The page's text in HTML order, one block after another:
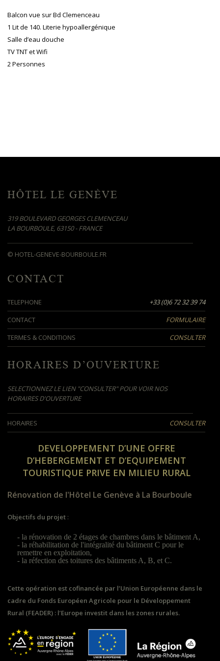
Balcon vue sur Bd Clemenceau
1 Lit de 140. Literie hypoallergénique
Salle d’eau douche
TV TNT et Wifi
2 Personnes
HÔTEL LE GENÈVE
319 BOULEVARD GEORGES CLEMENCEAU
LA BOURBOULE, 63150 - FRANCE
© HOTEL-GENEVE-BOURBOULE.FR
CONTACT
TELEPHONE
+33 (0)6 72 32 39 74
CONTACT
FORMULAIRE
TERMES & CONDITIONS
CONSULTER
HORAIRES D’OUVERTURE
SELECTIONNEZ LE LIEN "CONSULTER" POUR VOIR NOS
HORAIRES D'OUVERTURE
HORAIRES CONSULTER
DEVELOPPEMENT D’UNE OFFRE
D’HEBERGEMENT ET D’EQUIPEMENT
TOURISTIQUE PRIVE EN MILIEU RURAL
Rénovation de l'Hôtel Le Genève à La Bourboule
Objectifs du projet :
- la rénovation de 2 étages de chambres dans le bâtiment A,
- la réhabilitation de l'intégralité du bâtiment C pour le
remettre en exploitation,
- la réfection des toitures des bâtiments A, B, et C.
Cette opération est cofinancée par l’Union Européenne dans le
cadre du Fonds Européen Agricole pour le Développement
Rural (FEADER) : l’Europe investit dans les zones rurales.